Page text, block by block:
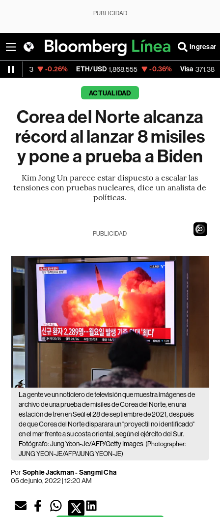
PUBLICIDAD
Ingresar
ETH/USD 1,868.555 -0.36% Visa 371.38 +0.48%
ACTUALIDAD
Corea del Norte alcanza
récord al lanzar 8 misiles
y pone a prueba a Biden
Kim Jong Un parece estar dispuesto a escalar las
tensiones con pruebas nucleares, dice un analista de
políticas.
22
PUBLICIDAD
La gente ve un noticiero de televisión que muestra imágenes de
archivo de una prueba de misiles de Corea del Norte, en una
estación de tren en Seúl el 28 de septiembre de 2021, después
de que Corea del Norte disparara un "proyectil no identificado"
en el mar frente a su costa oriental, según el ejército del Sur.
Fotógrafo: Jung Yeon-Je/AFP/Getty Images (Photographer:
JUNG YEON-JE/AFP/JUNG YEON-JE)
PorSophie Jackman - Sangmi Cha
05 de junio, 2022 | 12:20 AM